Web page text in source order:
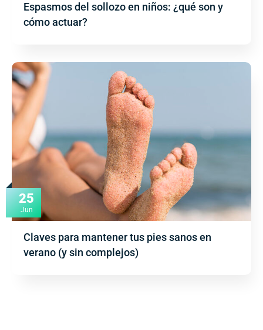
Espasmos del sollozo en niños: ¿qué son y
cómo actuar?
25
Jun
Claves para mantener tus pies sanos en
verano (y sin complejos)